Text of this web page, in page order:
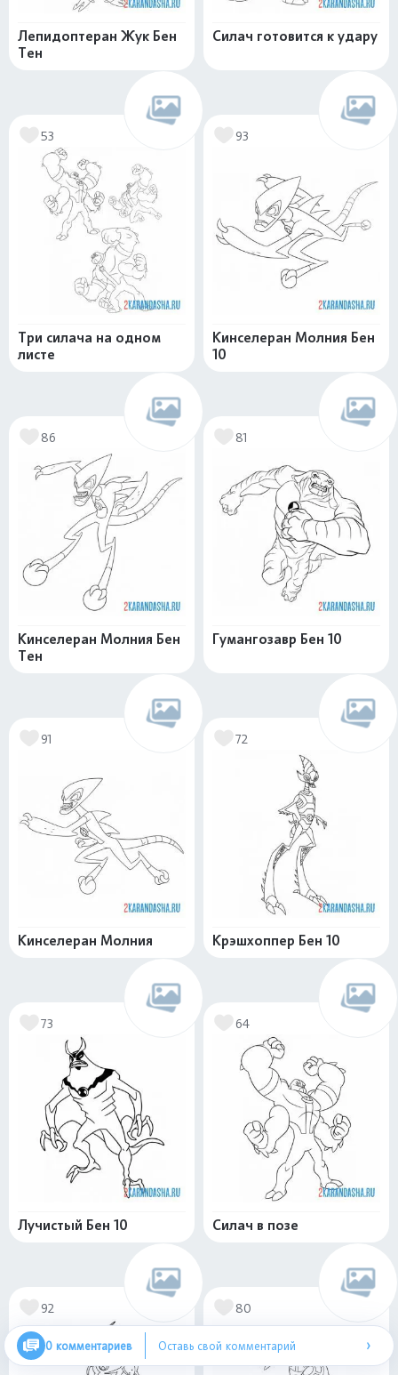
Лепидоптеран Жук Бен
Тен
Силач готовится к удару
53
Три силача на одном
листе
93
Кинселеран Молния Бен
10
86
Кинселеран Молния Бен
Тен
81
Гумангозавр Бен 10
91
Кинселеран Молния
72
Крэшхоппер Бен 10
73
Лучистый Бен 10
64
Силач в позе
92 80
0 комментариев Оставь свой комментарий ›